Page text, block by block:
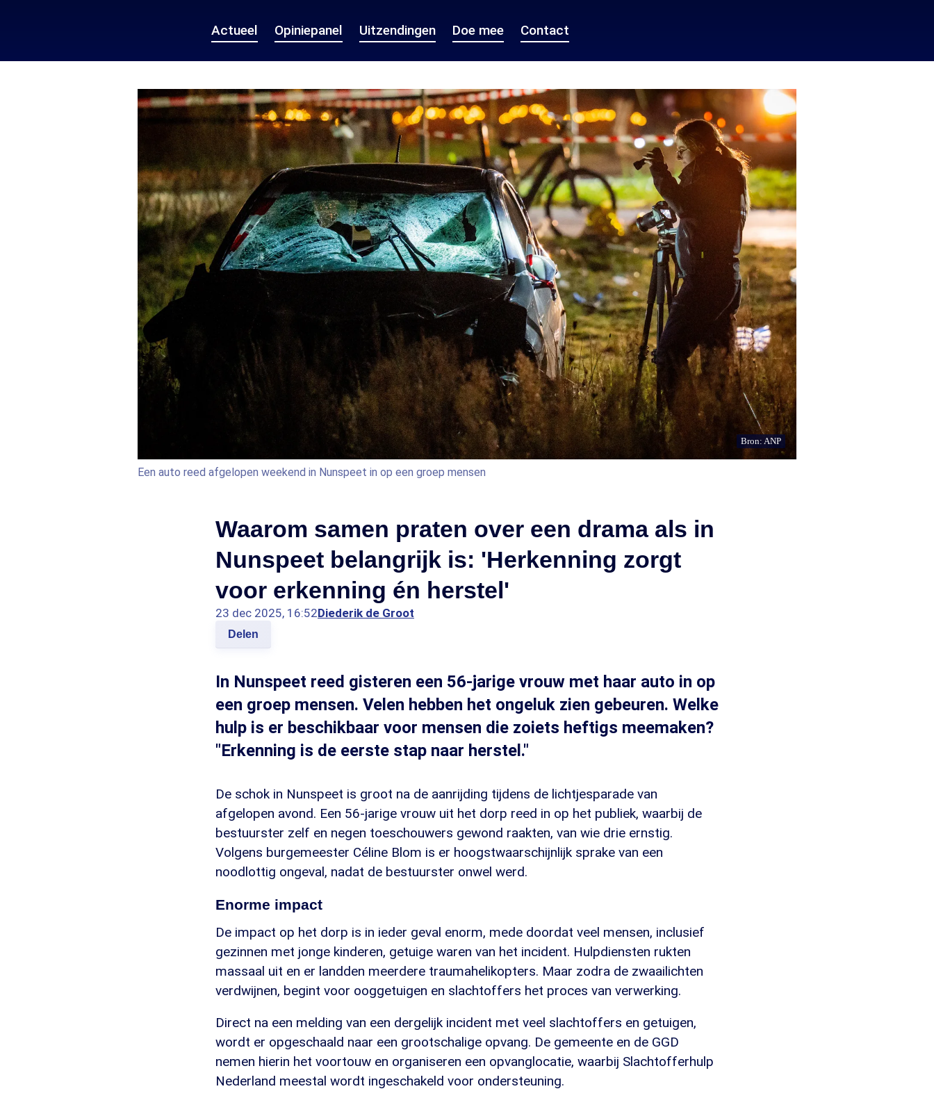
Actueel Opiniepanel Uitzendingen Doe mee Contact
Bron: ANP
Een auto reed afgelopen weekend in Nunspeet in op een groep mensen
Waarom samen praten over een drama als in
Nunspeet belangrijk is: 'Herkenning zorgt
voor erkenning én herstel'
23 dec 2025, 16:52Diederik de Groot
Delen
In Nunspeet reed gisteren een 56-jarige vrouw met haar auto in op
een groep mensen. Velen hebben het ongeluk zien gebeuren. Welke
hulp is er beschikbaar voor mensen die zoiets heftigs meemaken?
"Erkenning is de eerste stap naar herstel."
De schok in Nunspeet is groot na de aanrijding tijdens de lichtjesparade van
afgelopen avond. Een 56-jarige vrouw uit het dorp reed in op het publiek, waarbij de
bestuurster zelf en negen toeschouwers gewond raakten, van wie drie ernstig.
Volgens burgemeester Céline Blom is er hoogstwaarschijnlijk sprake van een
noodlottig ongeval, nadat de bestuurster onwel werd.
Enorme impact
De impact op het dorp is in ieder geval enorm, mede doordat veel mensen, inclusief
gezinnen met jonge kinderen, getuige waren van het incident. Hulpdiensten rukten
massaal uit en er landden meerdere traumahelikopters. Maar zodra de zwaailichten
verdwijnen, begint voor ooggetuigen en slachtoffers het proces van verwerking.
Direct na een melding van een dergelijk incident met veel slachtoffers en getuigen,
wordt er opgeschaald naar een grootschalige opvang. De gemeente en de GGD
nemen hierin het voortouw en organiseren een opvanglocatie, waarbij Slachtofferhulp
Nederland meestal wordt ingeschakeld voor ondersteuning.